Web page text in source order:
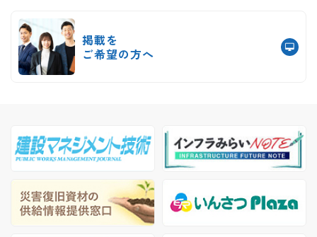
掲載を
ご希望の方へ